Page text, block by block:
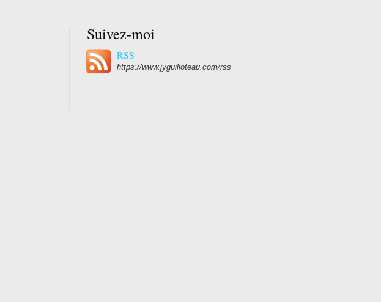
Suivez-moi
RSS
https://www.jyguilloteau.com/rss